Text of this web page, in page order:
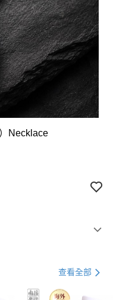
Necklace
查看全部